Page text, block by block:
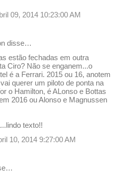
09, 2014 10:23:00 AM
disse…
estão fechadas em outra
Ciro? Não se enganem...o
é a Ferrari. 2015 ou 16, anotem
querer um piloto de ponta na
o Hamilton, é ALonso e Bottas
2016 ou Alonso e Magnussen
texto!!
10, 2014 9:27:00 AM